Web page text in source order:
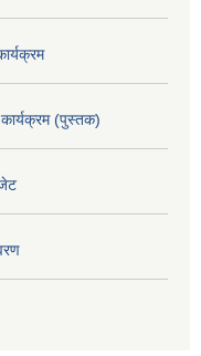
(पुस्तक)